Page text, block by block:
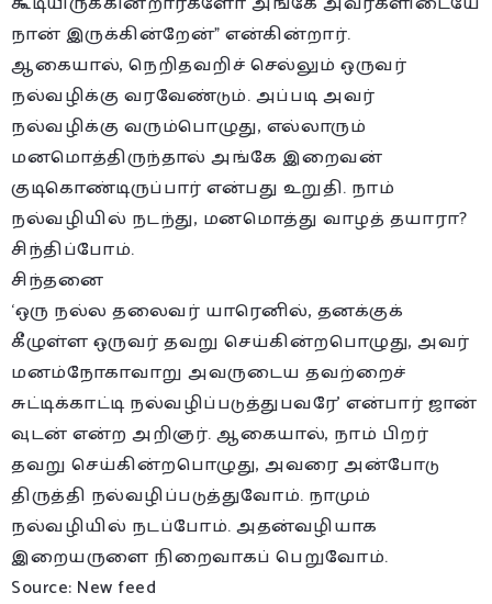
நான் இருக்கின்றேன்” என்கின்றார்.
ஆகையால், நெறிதவறிச் செல்லும் ஒருவர்
நல்வழிக்கு வரவேண்டும். அப்படி அவர்
நல்வழிக்கு வரும்பொழுது, எல்லாரும்
மனமொத்திருந்தால் அங்கே இறைவன்
குடிகொண்டிருப்பார் என்பது உறுதி. நாம்
நல்வழியில் நடந்து, மனமொத்து வாழத் தயாரா?
சிந்திப்போம்.
சிந்தனை
‘ஒரு நல்ல தலைவர் யாரெனில், தனக்குக்
கீழுள்ள ஒருவர் தவறு செய்கின்றபொழுது, அவர்
மனம்நோகாவாறு அவருடைய தவற்றைச்
சுட்டிக்காட்டி நல்வழிப்படுத்துபவரே’ என்பார் ஜான்
வுடன் என்ற அறிஞர். ஆகையால், நாம் பிறர்
தவறு செய்கின்றபொழுது, அவரை அன்போடு
திருத்தி நல்வழிப்படுத்துவோம். நாமும்
நல்வழியில் நடப்போம். அதன்வழியாக
இறையருளை நிறைவாகப் பெறுவோம்.
Source: New feed